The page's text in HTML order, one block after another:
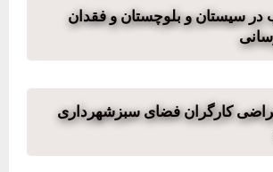
در سیستان و بلوچستان و فقدان
کارگران فضای سبزشهرداری